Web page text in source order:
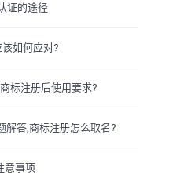
证的途径
该如何应对?
标注册后使用要求?
解答,商标注册怎么取名?
意事项